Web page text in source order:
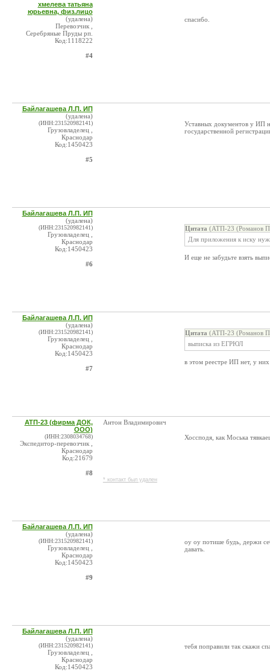
хмелева татьяна
юрьевна, физ.лицо
(удалена)
Перевозчик ,
Серебряные Пруды рп.
Код:1118222
#4
спасибо.
Байлагашева Л.П. ИП
(удалена)
(ИНН:231520982141)
Грузовладелец ,
Краснодар
Код:1450423
#5
Уставных документов у ИП
государственной
Байлагашева Л.П. ИП
(удалена)
(ИНН:231520982141)
Грузовладелец ,
Краснодар
Код:1450423
#6
Цитата (АТП-23 (Романов
Для приложения к иску
И еще не забудьте взять
Байлагашева Л.П. ИП
(удалена)
(ИНН:231520982141)
Грузовладелец ,
Краснодар
Код:1450423
#7
Цитата (АТП-23 (Романов
выписка из ЕГРЮЛ
в этом реестре ИП нет, у
АТП-23 (фирма ДОК,
ООО)
(ИНН:2308034768)
Экспедитор-перевозчик ,
Краснодар
Код:21679
#8
Антон Владимирович
* контакт был удален
Хоссподя, как Моська
Байлагашева Л.П. ИП
(удалена)
(ИНН:231520982141)
Грузовладелец ,
Краснодар
Код:1450423
#9
оу оу потише будь, держи
давать.
Байлагашева Л.П. ИП
(удалена)
(ИНН:231520982141)
Грузовладелец ,
Краснодар
Код:1450423
тебя поправили так скажи